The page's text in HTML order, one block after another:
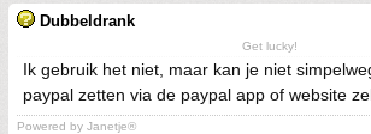
Dubbeldrank
Get lucky!
Ik gebruik het niet, maar kan je niet
paypal zetten via de paypal app of website
Powered by Janetje®